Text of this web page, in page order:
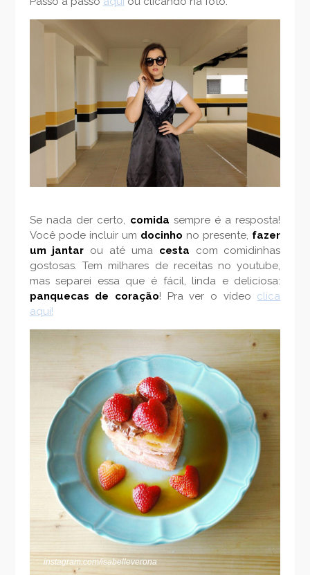
Se nada der certo, comida sempre é a resposta!
Você pode incluir um docinho no presente, fazer
um jantar ou até uma cesta com comidinhas
gostosas. Tem milhares de receitas no youtube,
mas separei essa que é fácil, linda e deliciosa:
panquecas de coração! Pra ver o vídeo clica
aqui!
instagram.com/isabelleverona